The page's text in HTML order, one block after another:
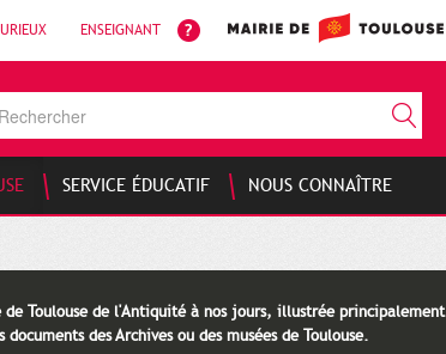
ENSEIGNANT
SERVICE ÉDUCATIF NOUS CONNAÎTRE
de Toulouse de l'Antiquité à nos jours, illustrée principalement
documents des Archives ou des musées de Toulouse.